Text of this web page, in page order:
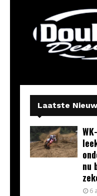
Laatste
nu
6